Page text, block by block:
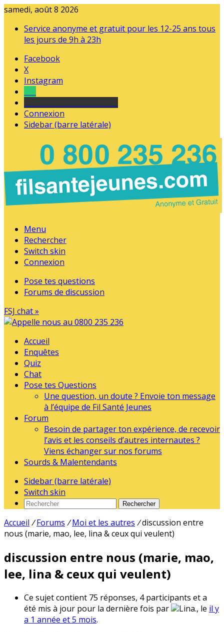
samedi, août 8 2026
Service anonyme et gratuit pour les 12-25 ans tous
les jours de 9h à 23h
Facebook
X
Instagram
Connexion
Sidebar (barre latérale)
Menu
Rechercher
Switch skin
Connexion
Pose tes questions
Forums de discussion
FSJ chat »
Accueil
Enquêtes
Quiz
Chat
Pose tes Questions
Une question, un doute ? Envoie ton message
à l’équipe de Fil Santé Jeunes
Forum
Besoin de partager ton expérience, de recevoir
l’avis et les conseils d’autres internautes ?
Viens échanger sur nos forums
Sourds & Malentendants
Sidebar (barre latérale)
Switch skin
Rechercher
Accueil / Forums / Moi et les autres /discussion entre
nous (marie, mao, lee, lina & ceux qui veulent)
discussion entre nous (marie, mao,
lee, lina & ceux qui veulent)
Ce sujet contient 75 réponses, 4 participants et a
été mis à jour pour la dernière fois par
Lina., le il y
a 1 année et 5 mois.